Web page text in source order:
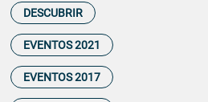
DESCUBRIR
EVENTOS 2021
EVENTOS 2017